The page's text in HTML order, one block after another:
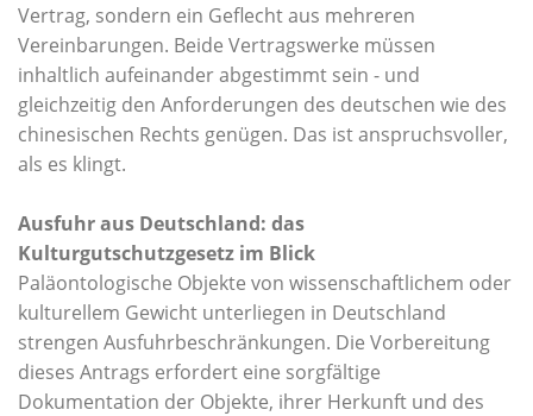
Vertrag, sondern ein Geflecht aus mehreren
Vereinbarungen. Beide Vertragswerke müssen
inhaltlich aufeinander abgestimmt sein - und
gleichzeitig den Anforderungen des deutschen wie des
chinesischen Rechts genügen. Das ist anspruchsvoller,
als es klingt.
Ausfuhr aus Deutschland: das
Kulturgutschutzgesetz im Blick
Paläontologische Objekte von wissenschaftlichem oder
kulturellem Gewicht unterliegen in Deutschland
strengen Ausfuhrbeschränkungen. Die Vorbereitung
dieses Antrags erfordert eine sorgfältige
Dokumentation der Objekte, ihrer Herkunft und des